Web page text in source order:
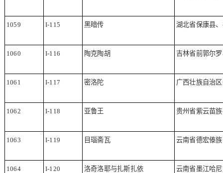
1059 I-115 黑暗传 湖北省保康县
1060 I-116 陶克陶胡 吉林省前郭尔
1061 I-117 密洛陀 广西壮族自治
1062 I-118 亚鲁王 贵州省紫云苗
1063 I-119 目瑙斋瓦 云南省德宏傣
1064 I-120 洛奇洛耶与扎斯扎依 云南省墨江哈